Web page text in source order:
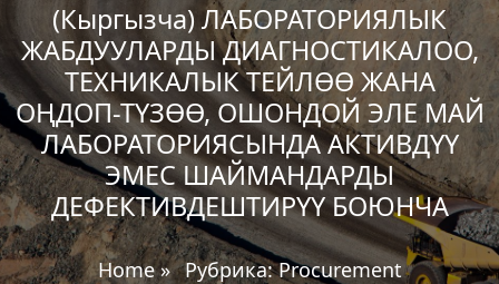
(Кыргызча) ЛАБОРАТОРИЯЛЫК
ЖАБДУУЛАРДЫ ДИАГНОСТИКАЛОО,
ТЕХНИКАЛЫК ТЕЙЛӨӨ ЖАНА
ОҢДОП-ТҮЗӨӨ, ОШОНДОЙ ЭЛЕ МАЙ
ЛАБОРАТОРИЯСЫНДА АКТИВДҮҮ
ЭМЕС ШАЙМАНДАРДЫ
ДЕФЕКТИВДЕШТИРҮҮ БОЮНЧА
Home» Рубрика:Procurement